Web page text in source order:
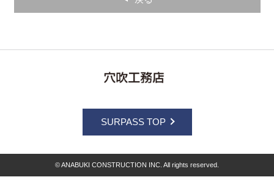
SURPASS TOP
© ANABUKI CONSTRUCTION INC. All rights reserved.